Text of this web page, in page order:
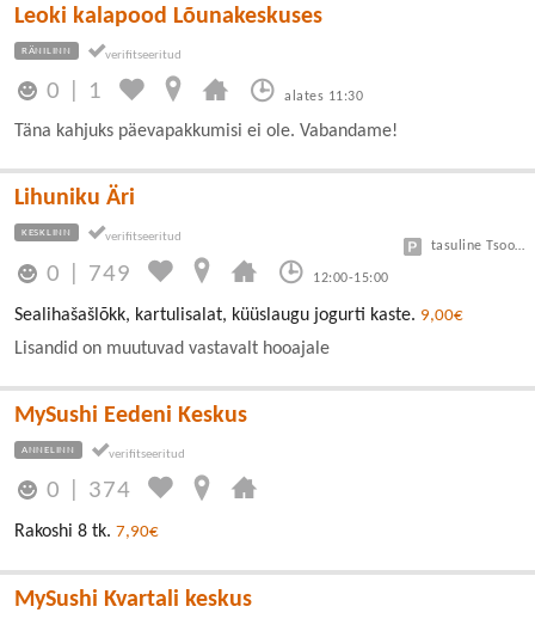
Leoki kalapood Lõunakeskuses
RÄNILINN
0 1 alates 11:30
Täna kahjuks päevapakkumisi ei ole. Vabandame!
Lihuniku Äri
KESKLINN
0 749 12:00-15:00
tasuline Tsoon A 3 eur/h, B 1,5 eur/h
Sealihašašlõkk, kartulisalat, küüslaugu jogurti kaste. 9,00€
Lisandid on muutuvad vastavalt hooajale
MySushi Eedeni Keskus
ANNELINN
0 374
Rakoshi 8 tk. 7,90€
MySushi Kvartali keskus